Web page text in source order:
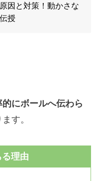
因と対策！動かさな
授
にボールへ伝わら
す。
理由